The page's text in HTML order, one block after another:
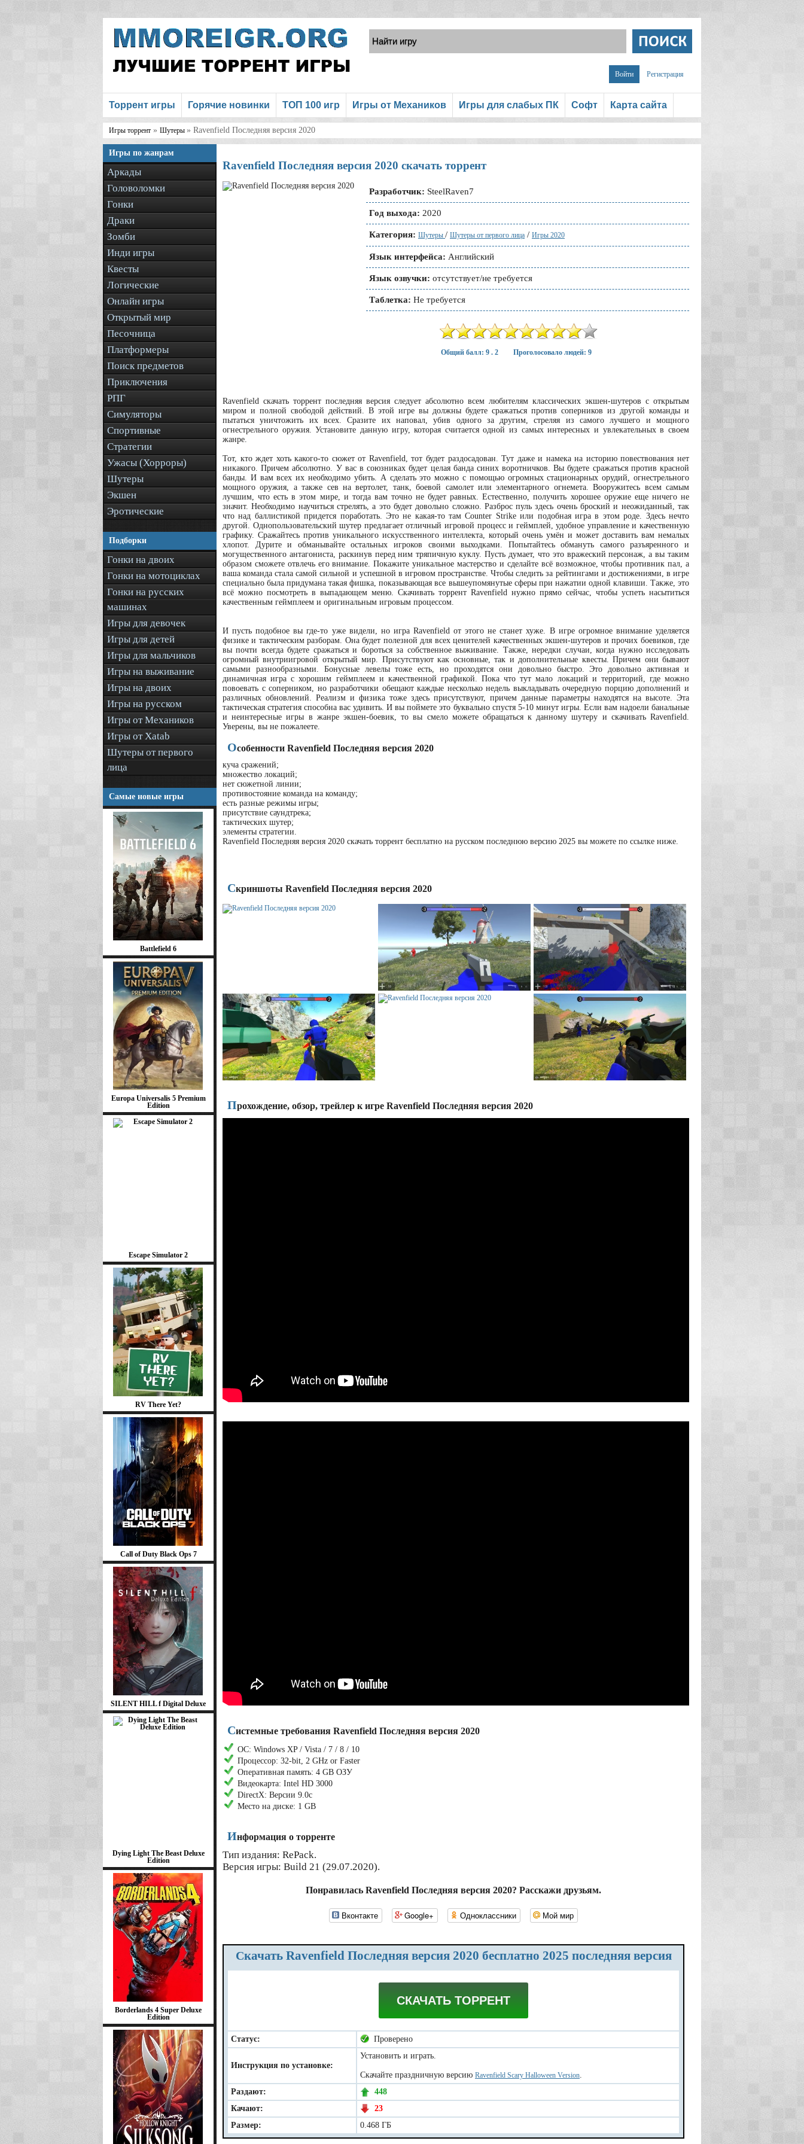
Войти Регистрация
Торрент игры Горячие новинки ТОП 100 игр Игры от Механиков Игры для слабых ПК Софт Карта сайта
Игры торрент » Шутеры » Ravenfield Последняя версия 2020
Игры по жанрам
Аркады
Головоломки
Гонки
Драки
Зомби
Инди игры
Квесты
Логические
Онлайн игры
Открытый мир
Песочница
Платформеры
Поиск предметов
Приключения
РПГ
Симуляторы
Спортивные
Стратегии
Ужасы (Хорроры)
Шутеры
Экшен
Эротические
Подборки
Гонки на двоих
Гонки на мотоциклах
Гонки на русских
машинах
Игры для девочек
Игры для детей
Игры для мальчиков
Игры на выживание
Игры на двоих
Игры на русском
Игры от Механиков
Игры от Xatab
Шутеры от первого
лица
Самые новые игры
Battlefield 6
Europa Universalis 5 Premium
Edition
Escape Simulator 2
RV There Yet?
Call of Duty Black Ops 7
SILENT HILL f Digital Deluxe
Dying Light The Beast Deluxe
Edition
Borderlands 4 Super Deluxe
Edition
Ravenfield Последняя версия 2020 скачать торрент
Разработчик: SteelRaven7
Год выхода: 2020
Категория: Шутеры / Шутеры от первого лица / Игры 2020
Язык интерфейса: Английский
Язык озвучки: отсутствует/не требуется
Таблетка: Не требуется
Общий балл: 9 . 2 Проголосовало людей: 9
Ravenfield скачать торрент последняя версия следует абсолютно всем любителям классических экшен-шутеров с открытым
миром и полной свободой действий. В этой игре вы должны будете сражаться против соперников из другой команды и
пытаться уничтожить их всех. Сразите их наповал, убив одного за другим, стреляя из самого лучшего и мощного
огнестрельного оружия. Установите данную игру, которая считается одной из самых интересных и увлекательных в своем
жанре.
Тот, кто ждет хоть какого-то сюжет от Ravenfield, тот будет раздосадован. Тут даже и намека на историю повествования нет
никакого. Причем абсолютно. У вас в союзниках будет целая банда синих воротничков. Вы будете сражаться против красной
банды. И вам всех их необходимо убить. А сделать это можно с помощью огромных стационарных орудий, огнестрельного
мощного оружия, а также сев на вертолет, танк, боевой самолет или элементарного огнемета. Вооружитесь всем самым
лучшим, что есть в этом мире, и тогда вам точно не будет равных. Естественно, получить хорошее оружие еще ничего не
значит. Необходимо научиться стрелять, а это будет довольно сложно. Разброс пуль здесь очень броский и неожиданный, так
что над баллистикой придется поработать. Это не какая-то там Counter Strike или подобная игра в этом роде. Здесь нечто
другой. Однопользовательский шутер предлагает отличный игровой процесс и геймплей, удобное управление и качественную
графику. Сражайтесь против уникального искусственного интеллекта, который очень умён и может доставить вам немалых
хлопот. Дурите и обманывайте остальных игроков своими выходками. Попытайтесь обмануть самого разъяренного и
могущественного антагониста, раскинув перед ним тряпичную куклу. Пусть думает, что это вражеский персонаж, а вы таким
образом сможете отвлечь его внимание. Покажите уникальное мастерство и сделайте всё возможное, чтобы противник пал, а
ваша команда стала самой сильной и успешной в игровом пространстве. Чтобы следить за рейтингами и достижениями, в игре
специально была придумана такая фишка, показывающая все вышеупомянутые сферы при нажатии одной клавиши. Также, это
всё можно посмотреть в выпадающем меню. Скачивать торрент Ravenfield нужно прямо сейчас, чтобы успеть насытиться
качественным геймплеем и оригинальным игровым процессом.
И пусть подобное вы где-то уже видели, но игра Ravenfield от этого не станет хуже. В игре огромное внимание уделяется
физике и тактическим разборам. Она будет полезной для всех ценителей качественных экшен-шутеров и прочих боевиков, где
вы почти всегда будете сражаться и бороться за собственное выживание. Также, нередки случаи, когда нужно исследовать
огромный внутриигровой открытый мир. Присутствуют как основные, так и дополнительные квесты. Причем они бывают
самыми разнообразными. Бонусные левелы тоже есть, но проходятся они довольно быстро. Это довольно активная и
динамичная игра с хорошим геймплеем и качественной графикой. Пока что тут мало локаций и территорий, где можно
повоевать с соперником, но разработчики обещают каждые несколько недель выкладывать очередную порцию дополнений и
различных обновлений. Реализм и физика тоже здесь присутствуют, причем данные параметры находятся на высоте. Эта
тактическая стратегия способна вас удивить. И вы поймете это буквально спустя 5-10 минут игры. Если вам надоели банальные
и неинтересные игры в жанре экшен-боевик, то вы смело можете обращаться к данному шутеру и скачивать Ravenfield.
Уверены, вы не пожалеете.
Особенности Ravenfield Последняя версия 2020
куча сражений;
множество локаций;
нет сюжетной линии;
противостояние команда на команду;
есть разные режимы игры;
присутствие саундтрека;
тактических шутер;
элементы стратегии.
Ravenfield Последняя версия 2020 скачать торрент бесплатно на русском последнюю версию 2025 вы можете по ссылке ниже.
Скриншоты Ravenfield Последняя версия 2020
Прохождение, обзор, трейлер к игре Ravenfield Последняя версия 2020
Системные требования Ravenfield Последняя версия 2020
ОС: Windows XP / Vista / 7 / 8 / 10
Процессор: 32-bit, 2 GHz or Faster
Оперативная память: 4 GB ОЗУ
Видеокарта: Intel HD 3000
DirectX: Версии 9.0c
Место на диске: 1 GB
Информация о торренте
Тип издания: RePack.
Версия игры: Build 21 (29.07.2020).
Понравилась Ravenfield Последняя версия 2020? Расскажи друзьям.
Вконтакте Google+ Одноклассники Мой мир
Скачать Ravenfield Последняя версия 2020 бесплатно 2025 последняя версия
СКАЧАТЬ ТОРРЕНТ
Статус: Проверено
Инструкция по установке:
Установить и играть.
Скачайте праздничную версию Ravenfield Scary Halloween Version.
Раздают:
448
Качают:
23
Размер:
0.468 ГБ